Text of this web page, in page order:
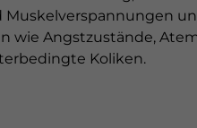
wie Angstzustände,
Koliken.